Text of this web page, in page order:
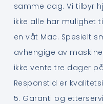
samme dag. Vi tilbyr
ikke alle har mulighet
en våt Mac. Spesielt
avhengige av
ikke vente tre dager
Responstid er
5. Garanti og